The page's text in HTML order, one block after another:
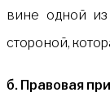
вине одной из
стороной,
б. Правовая